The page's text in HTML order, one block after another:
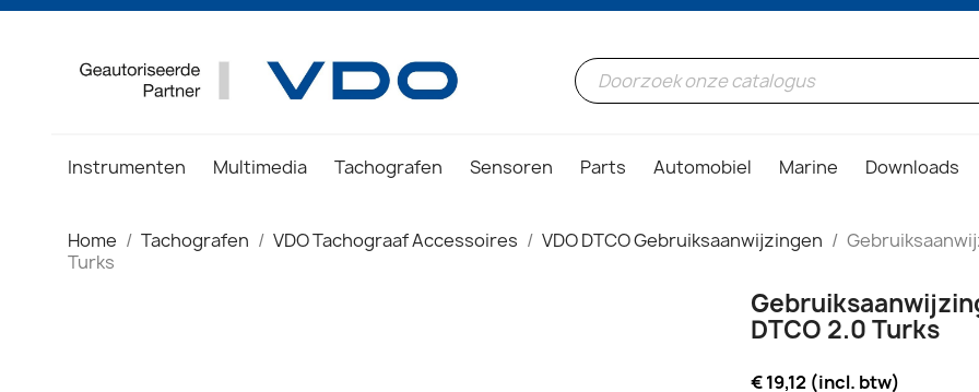
Instrumenten Multimedia Tachografen Sensoren Parts Automobiel Marine Downloads
Home Tachografen VDO Tachograaf Accessoires VDO DTCO Gebruiksaanwijzingen
Turks
DTCO 2.0 Turks
€ 19,12 (incl. btw)